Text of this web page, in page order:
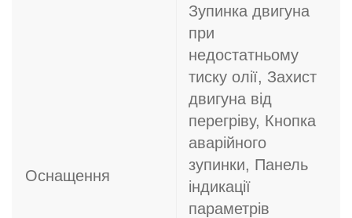
Оснащення
Зупинка двигуна
при
недостатньому
тиску олії, Захист
двигуна від
перегріву, Кнопка
аварійного
зупинки, Панель
індикації
параметрів